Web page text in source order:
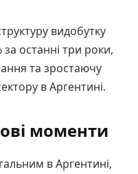
видобутку
останні три роки,
та зростаючу
в Аргентині.
моменти
в Аргентині,